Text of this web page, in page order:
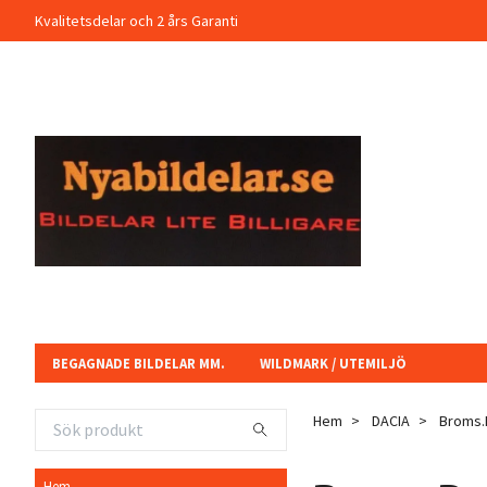
Kvalitetsdelar och 2 års Garanti
BEGAGNADE BILDELAR MM. WILDMARK / UTEMILJÖ
Hem DACIA